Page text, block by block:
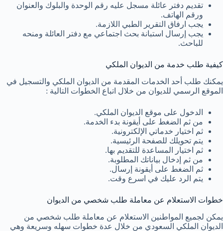
تقديم دفتر عائلة مسجل عليه رقم الوحدة والبلوك والعنوان
ورقم الهاتف.
يجب ارفاق التقرير الطبي اللازمة.
يجب إرسال استبانة بحث اجتماعي مع دفتر العائلة ومنحه
للباحث.
كيفية طلب خدمة من الديوان الملكي
يمكنك طلب أحد الخدمات المقدمة من الديوان الملكي والتسجيل في
الموقع الرسمي للديوان من خلال اتباع الخطوات التالية :
الدخول على موقع الديوان الملكي.
من ثم الضغط على أيقونة بدء الخدمة.
ثم اختيار خدماتي الإلكترونية.
يتم تحويلك للصفحة الرئيسية.
ثم اختيار المساعدة للتقديم بها.
من ثم إدخال بياناتك المطلوبة.
ثم الضغط على أيقونة إرسال.
يتم الرد عليك في اسرع وقت.
خطوات الاستعلام عن معاملة طلب شخصي من الديوان
يمكن لجميع المواطنين الاستعلام عن معاملة طلب شخصي من
الديوان الملكي السعودي من خلال عدة خطوات سهله وسريعة وهي